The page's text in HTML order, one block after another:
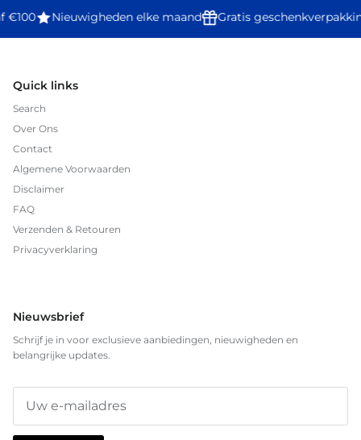
€100 Nieuwigheden elke maand Gratis
Quick links
Search
Over Ons
Contact
Algemene Voorwaarden
Disclaimer
FAQ
Verzenden & Retouren
Privacyverklaring
Nieuwsbrief
Schrijf je in voor exclusieve aanbiedingen, nieuwigheden en
belangrijke updates.